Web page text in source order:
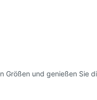
Größen und genießen Sie